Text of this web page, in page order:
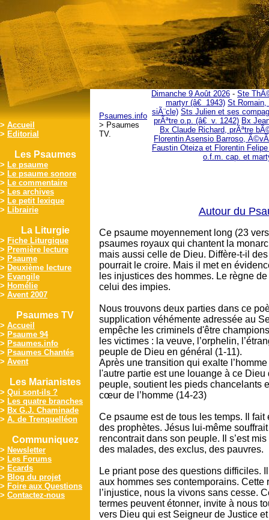
> Accueil
> Editorial
Les Psaumes
> Le psaume
> Le psaume sonore
> Le commentaire
> Les archives
> Le petit lexique
> Librairie
La Liturgie
> Fiche Liturgique
> Première lecture
> Psaume
> Deuxième lecture
> Evangile
> Homélie
> Avent 2007
Psaumes TV
> Accueil
> Psaume 94
> Psaumes.info
> Psaumes Chantés
> Avent
Les Marianistes
> Qui sont-ils ?
> Les quatre branches
> Bx G.J. Chaminade
> A. de Trenquelléon
Communiquez
> Newsletter
> Les Forums
> Ecards
> Blog du projet
> Foire aux Questions
> Contactez-nous
Psaumes.info
> Psaumes
TV.
Dimanche 9 Août 2026 - Ste
martyr (â€ 1943) St
siÃ¨cle) Sts Julien et ses
prÃªtre o.p. (â€ v. 1242) Bx
Bx Claude Richard, prÃªtre
Florentin Asensio Barroso,
Faustin Oteiza et Florentin
o.f.m. cap. et
Autour du
Ce psaume moyennement long (23
psaumes royaux qui chantent la
mais aussi celle de Dieu. Diffère-t-il
pourrait le croire. Mais il met en
les injustices des hommes. Le règne
celui des impies.
Nous trouvons deux parties dans ce
supplication véhémente adressée au
empêche les criminels d'être
les victimes : la veuve, l’orphelin,
peuple de Dieu en général (1-11).
Après une transition qui exalte
l'autre partie est une louange à ce
peuple, soutient les pieds chancelants
cœur de l’homme (14-23)
Ce psaume est de tous les temps. Il fait
des prophètes. Jésus lui-même
rencontrait dans son peuple. Il s’est
des malades, des exclus, des pauvres.
Le priant pose des questions difficiles.
aux hommes ses contemporains. Cette
l’injustice, nous la vivons sans cesse.
termes peuvent étonner, invite à nous
vers Dieu qui est Seigneur de Justice